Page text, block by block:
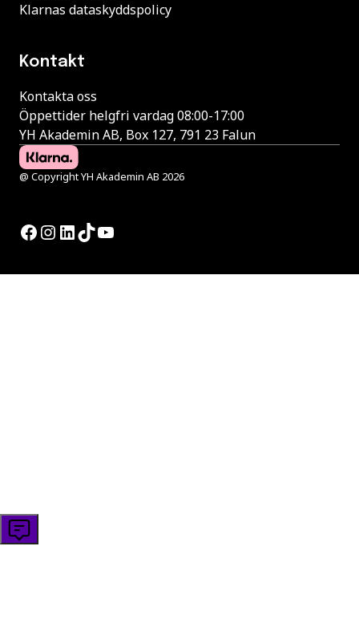
Klarnas dataskyddspolicy
Kontakt
Kontakta oss
Öppettider helgfri vardag 08:00-17:00
YH Akademin AB, Box 127, 791 23 Falun
@ Copyright YH Akademin AB 2026
Facebook
Instagram
LinkedIn
TikTok
YouTube